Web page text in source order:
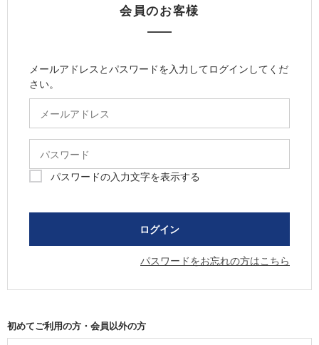
会員のお客様
メールアドレスとパスワードを入力してログインしてくだ
さい。
パスワードの入力文字を表示する
パスワードをお忘れの方はこちら
初めてご利用の方・会員以外の方